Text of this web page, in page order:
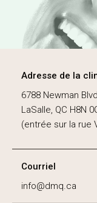
Adresse de la
6788 Newman
LaSalle, QC H8N
(entrée sur la rue
Courriel
info@dmq.ca